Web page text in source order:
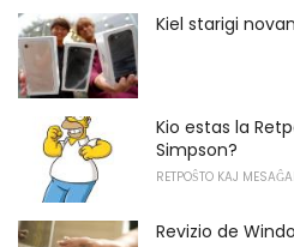
Kiel starigi
Kio estas la
Simpson?
RETPOŜTO KAJ
Revizio de